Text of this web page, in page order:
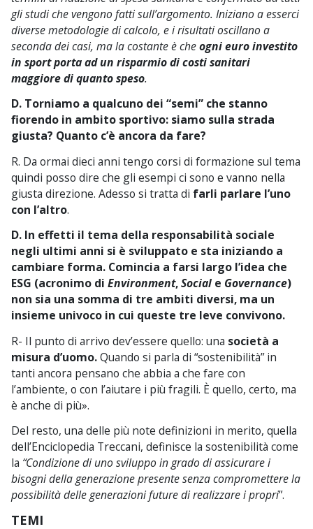
gli studi che vengono fatti sull’argomento. Iniziano a esserci
diverse metodologie di calcolo, e i risultati oscillano a
seconda dei casi, ma la costante è cheogni euro investito
in sport porta ad un risparmio di costi sanitari
maggioredi quanto speso.
D. Torniamo a qualcuno dei “semi” che stanno
fiorendo in ambito sportivo: siamo sulla strada
giusta? Quanto c’è ancora da fare?
R. Da ormai dieci anni tengo corsi di formazione sul tema
quindi posso dire che gli esempi ci sono e vanno nella
giusta direzione. Adesso si tratta di farli parlare l’uno
con l’altro.
D. In effetti il tema della responsabilità sociale
negli ultimi anni si è sviluppato e sta iniziando a
cambiare forma. Comincia a farsi largo l’idea che
ESG (acronimo di Environment,Social e Governance)
non sia una somma di tre ambiti diversi, ma un
insieme univoco in cui queste tre leve convivono.
R- Il punto di arrivo dev’essere quello: una società a
misura d’uomo.Quando si parla di “sostenibilità” in
tanti ancora pensano che abbia a che fare con
l’ambiente, o con l’aiutare i più fragili. È quello, certo, ma
è anche di più».
Del resto, una delle più note definizioni in merito, quella
dell’Enciclopedia Treccani, definisce la sostenibilità come
la “Condizione di uno sviluppo in grado di assicurare i
bisogni della generazione presente senza compromettere la
possibilità delle generazioni future di realizzare i propri”.
TEMI